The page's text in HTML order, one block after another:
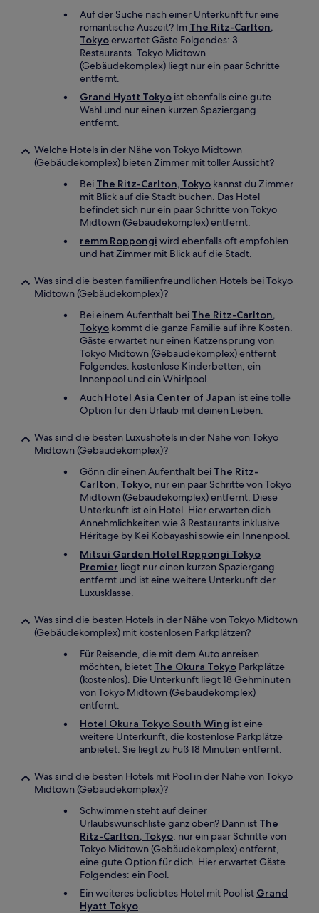
Auf der Suche nach einer Unterkunft für eine
romantische Auszeit? Im The Ritz-Carlton,
Tokyoerwartet Gäste Folgendes: 3
Restaurants. Tokyo Midtown
(Gebäudekomplex) liegt nur ein paar Schritte
entfernt.
Grand Hyatt Tokyo ist ebenfalls eine gute
Wahl und nur einen kurzen Spaziergang
entfernt.
Welche Hotels in der Nähe von Tokyo Midtown
(Gebäudekomplex) bieten Zimmer mit toller Aussicht?
Bei The Ritz-Carlton, Tokyo kannst du Zimmer
mit Blick auf die Stadt buchen. Das Hotel
befindet sich nur ein paar Schritte von Tokyo
Midtown (Gebäudekomplex) entfernt.
remm Roppongi wird ebenfalls oft empfohlen
und hat Zimmer mit Blick auf die Stadt.
Was sind die besten familienfreundlichen Hotels bei Tokyo
Midtown (Gebäudekomplex)?
Bei einem Aufenthalt bei The Ritz-Carlton,
Tokyo kommt die ganze Familie auf ihre Kosten.
Gäste erwartet nur einen Katzensprung von
Tokyo Midtown (Gebäudekomplex) entfernt
Folgendes: kostenlose Kinderbetten, ein
Innenpool und ein Whirlpool.
Auch Hotel Asia Center of Japan ist eine tolle
Option für den Urlaub mit deinen Lieben.
Was sind die besten Luxushotels in der Nähe von Tokyo
Midtown (Gebäudekomplex)?
Gönn dir einen Aufenthalt bei The Ritz-
Carlton, Tokyo, nur ein paar Schritte von Tokyo
Midtown (Gebäudekomplex) entfernt. Diese
Unterkunft ist ein Hotel. Hier erwarten dich
Annehmlichkeiten wie 3 Restaurants inklusive
Héritage by Kei Kobayashi sowie ein Innenpool.
Mitsui Garden Hotel Roppongi Tokyo
Premier liegt nur einen kurzen Spaziergang
entfernt und ist eine weitere Unterkunft der
Luxusklasse.
Was sind die besten Hotels in der Nähe von Tokyo Midtown
(Gebäudekomplex) mit kostenlosen Parkplätzen?
Für Reisende, die mit dem Auto anreisen
möchten, bietet The Okura Tokyo Parkplätze
(kostenlos). Die Unterkunft liegt 18 Gehminuten
von Tokyo Midtown (Gebäudekomplex)
entfernt.
Hotel Okura Tokyo South Wing ist eine
weitere Unterkunft, die kostenlose Parkplätze
anbietet. Sie liegt zu Fuß 18 Minuten entfernt.
Was sind die besten Hotels mit Pool in der Nähe von Tokyo
Midtown (Gebäudekomplex)?
Schwimmen steht auf deiner
Urlaubswunschliste ganz oben? Dann ist The
Ritz-Carlton, Tokyo, nur ein paar Schritte von
Tokyo Midtown (Gebäudekomplex) entfernt,
eine gute Option für dich. Hier erwartet Gäste
Folgendes: ein Pool.
Ein weiteres beliebtes Hotel mit Pool ist Grand
Hyatt Tokyo.